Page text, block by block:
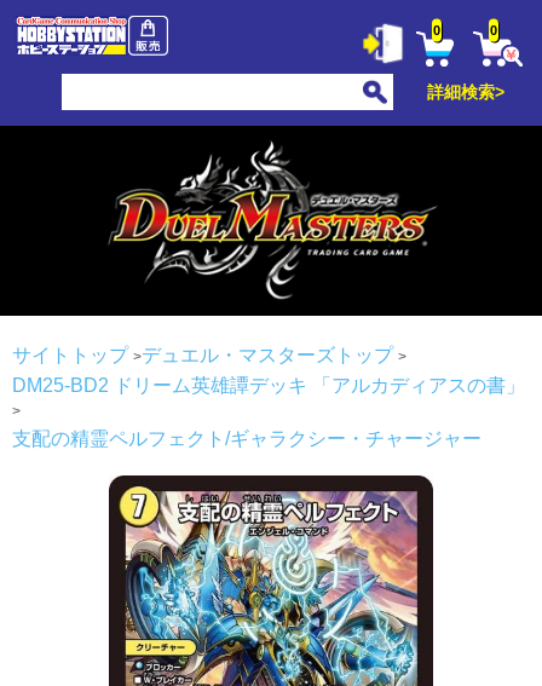
0 0
詳細検索>
サイトトップ
デュエル・マスターズトップ
DM25-BD2 ドリーム英雄譚デッキ 「アルカディアスの書」
支配の精霊ペルフェクト/ギャラクシー・チャージャー